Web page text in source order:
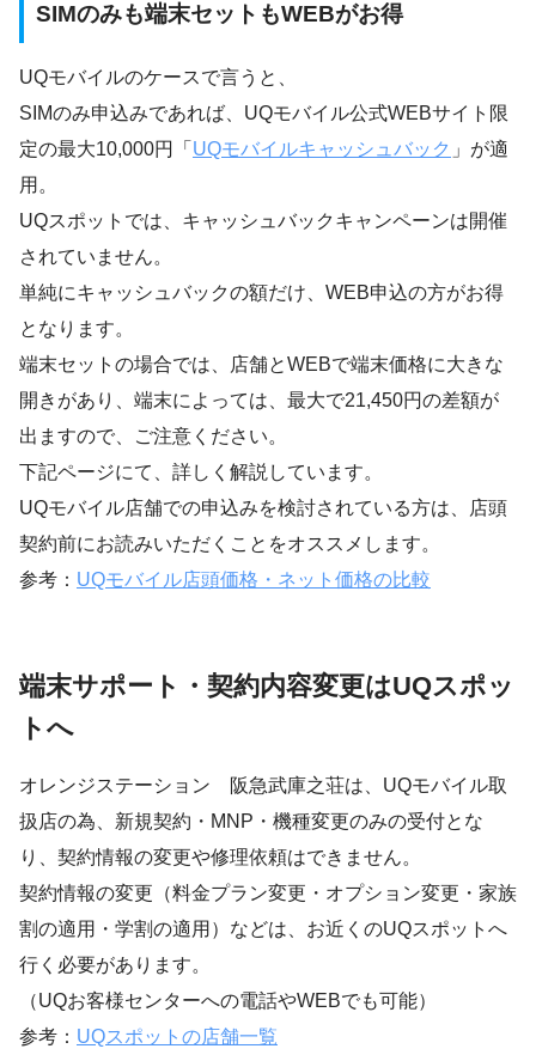
SIMのみも端末セットもWEBがお得
UQモバイルのケースで言うと、
SIMのみ申込みであれば、UQモバイル公式WEBサイト限
定の最大10,000円「 UQモバイルキャッシュバック 」が適
用。
UQスポットでは、キャッシュバックキャンペーンは開催
されていません。
単純にキャッシュバックの額だけ、WEB申込の方がお得
となります。
端末セットの場合では、店舗とWEBで端末価格に大きな
開きがあり、端末によっては、最大で21,450円の差額が
出ますので、ご注意ください。
下記ページにて、詳しく解説しています。
UQモバイル店舗での申込みを検討されている方は、店頭
契約前にお読みいただくことをオススメします。
参考： UQモバイル店頭価格・ネット価格の比較
端末サポート・契約内容変更はUQスポッ
トへ
オレンジステーション 阪急武庫之荘は、UQモバイル取
扱店の為、新規契約・MNP・機種変更のみの受付とな
り、契約情報の変更や修理依頼はできません。
契約情報の変更（料金プラン変更・オプション変更・家族
割の適用・学割の適用）などは、お近くのUQスポットへ
行く必要があります。
（UQお客様センターへの電話やWEBでも可能）
参考： UQスポットの店舗一覧